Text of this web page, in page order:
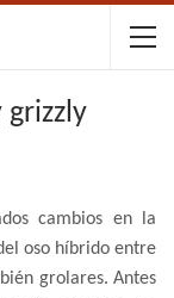
cambios en la
oso híbrido entre
grolares. Antes